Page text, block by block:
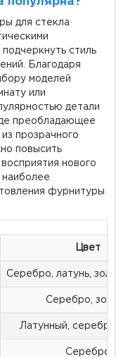
для стекла
стиль
Благодаря
моделей
или
детали
преобладающее
прозрачного
повысить
нового
наиболее
фурнитуры
Цвет
Серебро, латунь,
Серебро,
Латунный,
Серебро